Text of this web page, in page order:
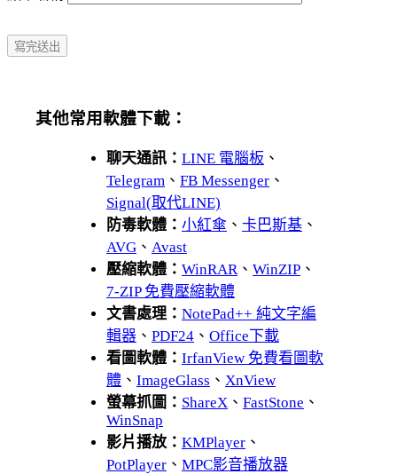
其他常用軟體下載：
聊天通訊： LINE 電腦板 、
Telegram 、 FB Messenger 、
Signal(取代LINE)
防毒軟體： 小紅傘 、 卡巴斯基 、
AVG 、 Avast
壓縮軟體： WinRAR 、 WinZIP 、
7-ZIP 免費壓縮軟體
文書處理： NotePad++ 純文字編
輯器 、 PDF24 、 Office下載
看圖軟體： IrfanView 免費看圖軟
體 、 ImageGlass 、 XnView
螢幕抓圖： ShareX 、 FastStone 、
WinSnap
影片播放： KMPlayer 、
PotPlayer 、 MPC影音播放器